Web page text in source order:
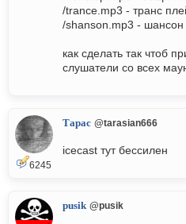
/trance.mp3 - транс
/shanson.mp3 - шансон
как сделать так чтоб
слушатели со всех
6245
Тарас @tarasian666
icecast тут бессилен
pusik @pusik